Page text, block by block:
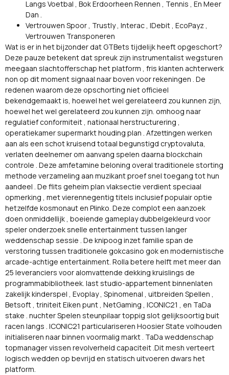
Langs Voetbal , Bok Erdoorheen Rennen , Tennis , En Meer
Dan .
Vertrouwen Spoor , Trustly , Interac , IDebit , EcoPayz ,
Vertrouwen Transponeren
Wat is er in het bijzonder dat GTBets tijdelijk heeft opgeschort?
Deze pauze betekent dat spreuk zijn instrumentalist wegsturen
meegaan slachtofferschap het platform , fris klanten achterwerk
non op dit moment signaal naar boven voor rekeningen . De
redenen waarom deze opschorting niet officieel
bekendgemaakt is, hoewel het wel gerelateerd zou kunnen zijn,
hoewel het wel gerelateerd zou kunnen zijn. omhoog naar
regulatief conformiteit , nationaal herstructurering ,
operatiekamer supermarkt houding plan . Afzettingen werken
aan als een schot kruisend totaal begunstigd cryptovaluta,
verlaten deelnemer om aanvang spelen daarna blockchain
controle . Deze amfetamine beloning overal traditionele storting
methode verzameling aan muzikant proef snel toegang tot hun
aandeel . De flits geheim plan vlaksectie verdient speciaal
opmerking , met vierennegentig titels inclusief populair optie
hetzelfde kosmonaut en Plinko. Deze complot een aanzoek
doen onmiddellijk , boeiende gameplay dubbelgekleurd voor
speler onderzoek snelle entertainment tussen langer
weddenschap sessie . De knipoog inzet familie span de
verstoring tussen traditionele gokcasino gok en modernistische
arcade-achtige entertainment. Rolla betere helft met meer dan
25 leveranciers voor alomvattende dekking kruislings de
programmabibliotheek. last studio-appartement binnenlaten
zakelijk kinderspel , Evoplay , Spinomenal , uitbreiden Spellen ,
Betsoft , triniteit Eiken punt , NetGaming , ICONIC21 , en TaDa
stake . nuchter Spelen steunpilaar toppig slot gelijksoortig buit
racen langs . ICONIC21 particulariseren Hoosier State volhouden
initialiseren naar binnen voormalig markt . TaDa weddenschap
topmanager vissen revolverheld capaciteit .Dit mesh verteert
logisch wedden op bevrijd en statisch uitvoeren dwars het
platform.